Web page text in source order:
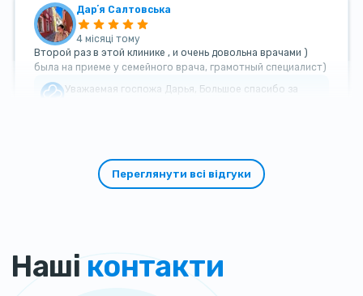
Дарʼя Салтовська
4 місяці тому
Второй раз в этой клинике , и очень довольна врачами )
была на приеме у семейного врача, грамотный специалист)
Уважаемая госпожа Дарья, Большое спасибо за
Переглянути всі відгуки
Наші контакти